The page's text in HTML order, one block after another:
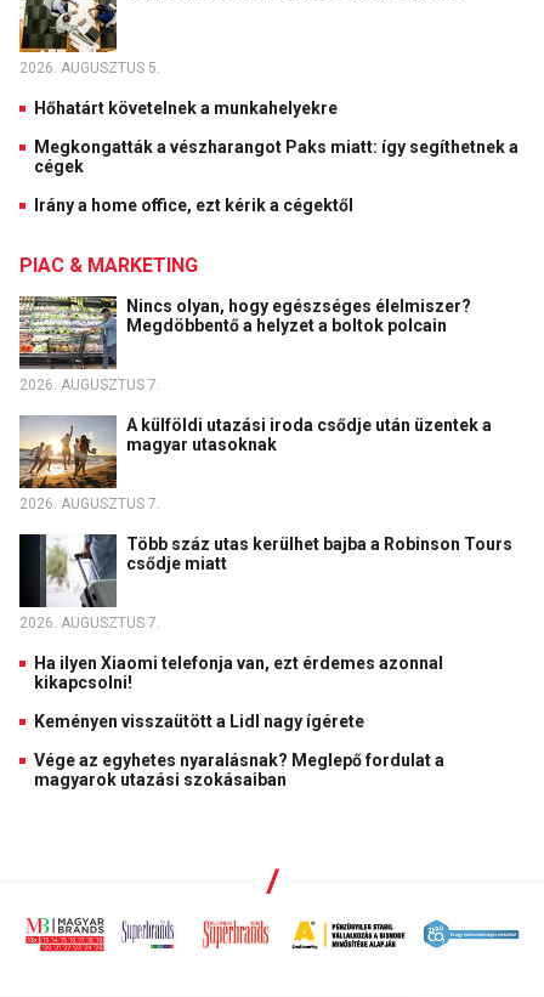
2026. AUGUSZTUS 5.
Hőhatárt követelnek a munkahelyekre
Megkongatták a vészharangot Paks miatt: így segíthetnek a
cégek
Irány a home office, ezt kérik a cégektől
PIAC & MARKETING
Nincs olyan, hogy egészséges élelmiszer?
Megdöbbentő a helyzet a boltok polcain
2026. AUGUSZTUS 7.
A külföldi utazási iroda csődje után üzentek a
magyar utasoknak
2026. AUGUSZTUS 7.
Több száz utas kerülhet bajba a Robinson Tours
csődje miatt
2026. AUGUSZTUS 7.
Ha ilyen Xiaomi telefonja van, ezt érdemes azonnal
kikapcsolni!
Keményen visszaütött a Lidl nagy ígérete
Vége az egyhetes nyaralásnak? Meglepő fordulat a
magyarok utazási szokásaiban